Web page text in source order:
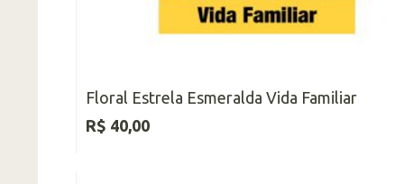
Floral Estrela Esmeralda Vida Familiar
R$ 40,00